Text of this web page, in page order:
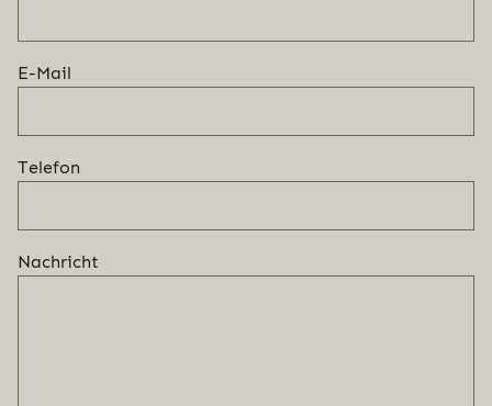
E-Mail
Telefon
Nachricht